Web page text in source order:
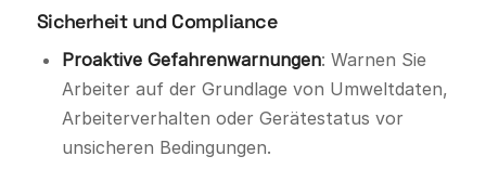
Sicherheit und Compliance
Proaktive Gefahrenwarnungen: Warnen Sie
Arbeiter auf der Grundlage von Umweltdaten,
Arbeiterverhalten oder Gerätestatus vor
unsicheren Bedingungen.